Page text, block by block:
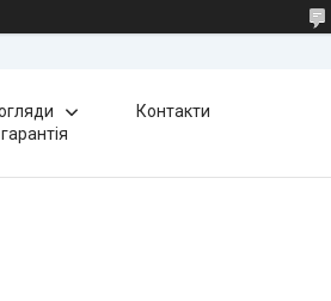
Контакти